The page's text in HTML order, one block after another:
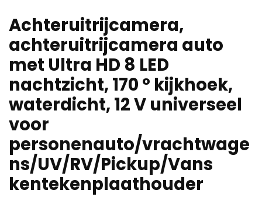
Achteruitrijcamera,
achteruitrijcamera auto
met Ultra HD 8 LED
nachtzicht, 170 ° kijkhoek,
waterdicht, 12 V universeel
voor
personenauto/vrachtwage
ns/UV/RV/Pickup/Vans
kentekenplaathouder